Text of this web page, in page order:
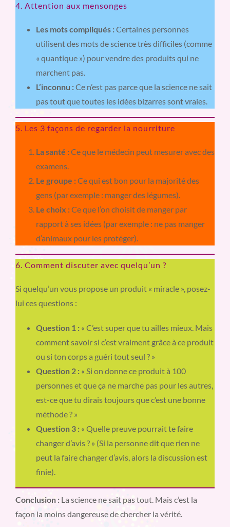
4. Attention aux mensonges
Les mots compliqués :Certaines personnes
utilisent des mots de science très difficiles (comme
« quantique ») pour vendre des produits qui ne
marchent pas.
L’inconnu :Ce n’est pas parce que la science ne sait
pas tout que toutes les idées bizarres sont vraies.
5. Les 3 façons de regarder la nourriture
La santé :Ce que le médecin peut mesurer avec des
examens.
Le groupe :Ce qui est bon pour la majorité des
gens (par exemple : manger des légumes).
Le choix :Ce que l’on choisit de manger par
rapport à ses idées (par exemple : ne pas manger
d’animaux pour les protéger).
6. Comment discuter avec quelqu’un ?
Si quelqu’un vous propose un produit « miracle », posez-
lui ces questions :
Question 1 : « C’est super que tu ailles mieux. Mais
comment savoir si c’est vraiment grâce à ce produit
ou si ton corps a guéri tout seul ? »
Question 2 : « Si on donne ce produit à 100
personnes et que ça ne marche pas pour les autres,
est-ce que tu dirais toujours que c’est une bonne
méthode ? »
Question 3 : « Quelle preuve pourrait te faire
changer d’avis ? » (Si la personne dit que rien ne
peut la faire changer d’avis, alors la discussion est
finie).
Conclusion : La science ne sait pas tout. Mais c’est la
façon la moins dangereuse de chercher la vérité.